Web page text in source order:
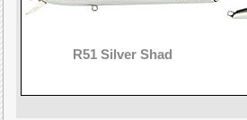
R51 Silver Shad